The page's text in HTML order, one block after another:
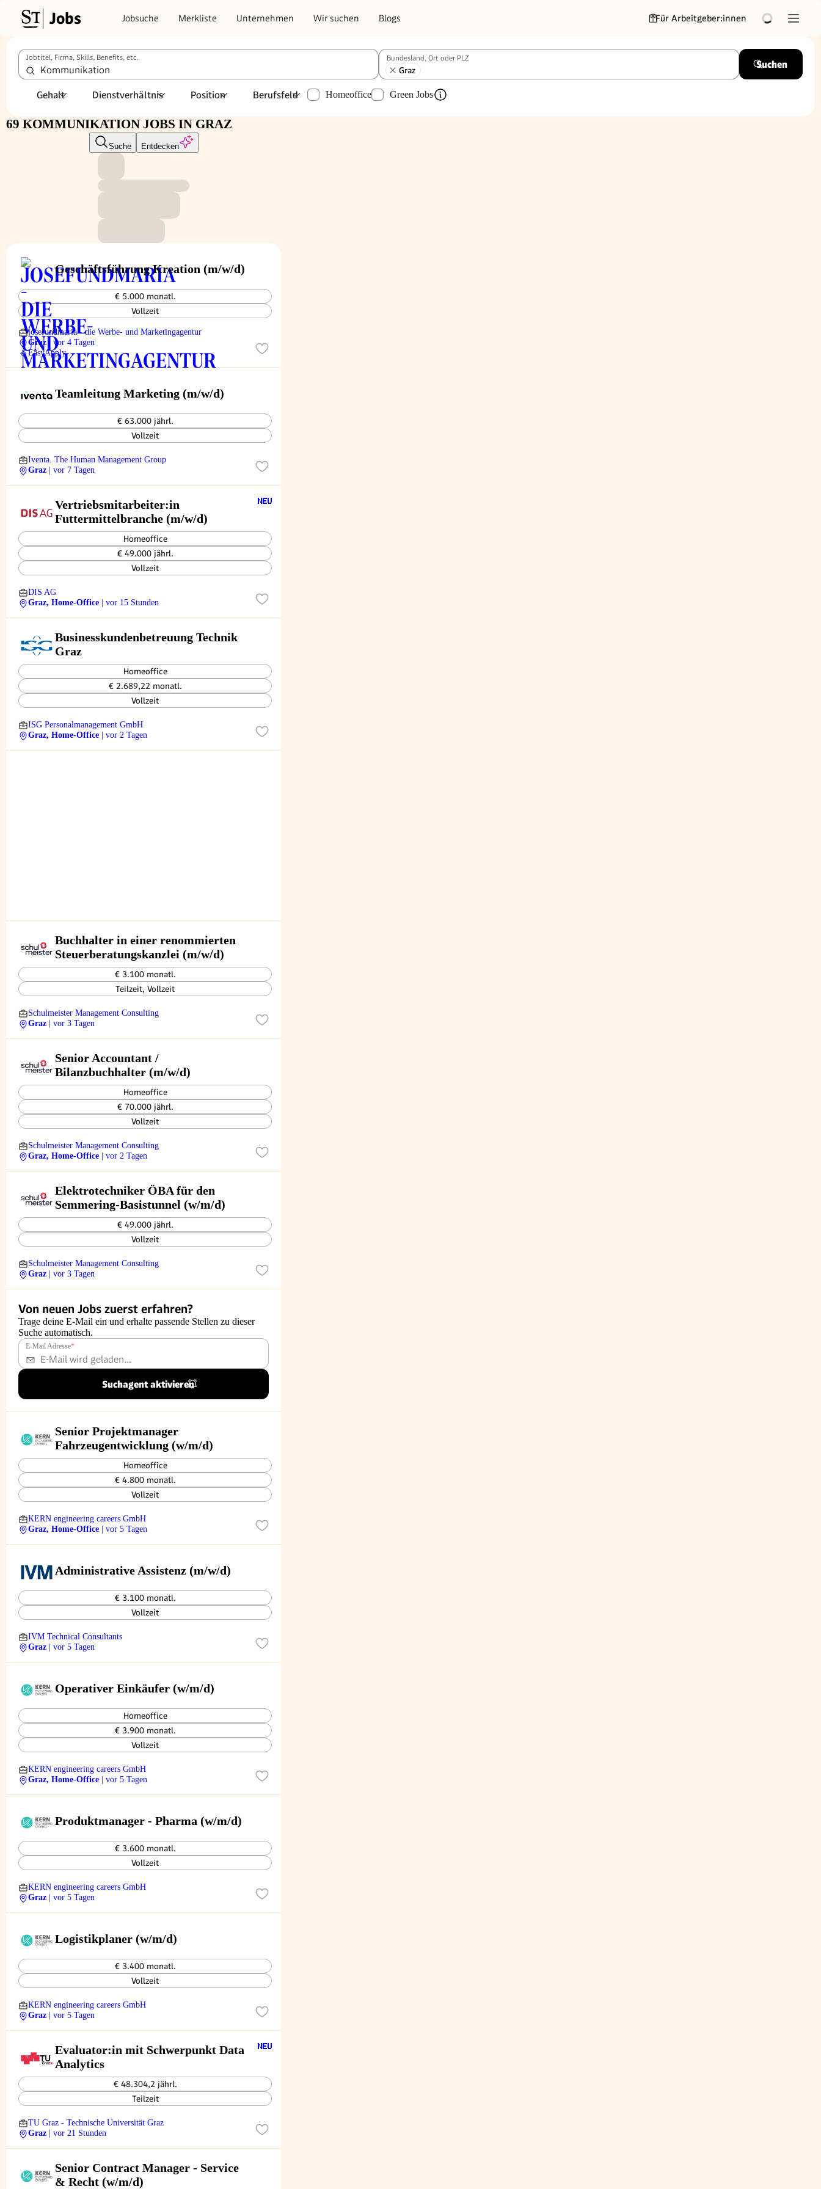
Jobs Jobsuche Merkliste Unternehmen Wir suchen Blogs Für Arbeitgeber:innen
Jobtitel, Firma, Skills, Benefits, etc. Bundesland, Ort oder PLZ
Graz
Suchen
Gehalt Dienstverhältnis Position Berufsfeld Homeoffice Green Jobs
69 KOMMUNIKATION JOBS IN GRAZ
Suche Entdecken
Geschäftsführung Kreation (m/w/d)
€ 5.000 monatl.
Vollzeit
josefundmaria - die Werbe- und Marketingagentur
Graz
| vor 4 Tagen
EasyApply
Teamleitung Marketing (m/w/d)
€ 63.000 jährl.
Vollzeit
Iventa. The Human Management Group
Graz
| vor 7 Tagen
Vertriebsmitarbeiter:in
Futtermittelbranche (m/w/d)
Homeoffice
€ 49.000 jährl.
Vollzeit
DIS AG
Graz, Home-Office
| vor 15 Stunden
Businesskundenbetreuung Technik
Graz
Homeoffice
€ 2.689,22 monatl.
Vollzeit
ISG Personalmanagement GmbH
Graz, Home-Office
| vor 2 Tagen
Buchhalter in einer renommierten
Steuerberatungskanzlei (m/w/d)
€ 3.100 monatl.
Teilzeit, Vollzeit
Schulmeister Management Consulting
Graz
| vor 3 Tagen
Senior Accountant /
Bilanzbuchhalter (m/w/d)
Homeoffice
€ 70.000 jährl.
Vollzeit
Schulmeister Management Consulting
Graz, Home-Office
| vor 2 Tagen
Elektrotechniker ÖBA für den
Semmering-Basistunnel (w/m/d)
€ 49.000 jährl.
Vollzeit
Schulmeister Management Consulting
Graz
| vor 3 Tagen
Von neuen Jobs zuerst erfahren?
Trage deine E-Mail ein und erhalte passende Stellen zu dieser
Suche automatisch.
E-Mail Adresse*
Suchagent aktivieren
Senior Projektmanager
Fahrzeugentwicklung (w/m/d)
Homeoffice
€ 4.800 monatl.
Vollzeit
KERN engineering careers GmbH
Graz, Home-Office
| vor 5 Tagen
Administrative Assistenz (m/w/d)
€ 3.100 monatl.
Vollzeit
IVM Technical Consultants
Graz
| vor 5 Tagen
Operativer Einkäufer (w/m/d)
Homeoffice
€ 3.900 monatl.
Vollzeit
KERN engineering careers GmbH
Graz, Home-Office
| vor 5 Tagen
Produktmanager - Pharma (w/m/d)
€ 3.600 monatl.
Vollzeit
KERN engineering careers GmbH
Graz
| vor 5 Tagen
Logistikplaner (w/m/d)
€ 3.400 monatl.
Vollzeit
KERN engineering careers GmbH
Graz
| vor 5 Tagen
Evaluator:in mit Schwerpunkt Data
Analytics
€ 48.304,2 jährl.
Teilzeit
TU Graz - Technische Universität Graz
Graz
| vor 21 Stunden
Senior Contract Manager - Service
& Recht (w/m/d)